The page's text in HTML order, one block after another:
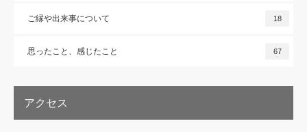
ご縁や出来事について 18
思ったこと、感じたこと 67
アクセス